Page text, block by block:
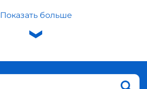
Показать больше